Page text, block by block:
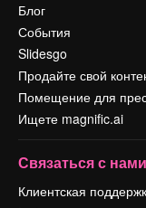
Блог
События
Slidesgo
Продайте свой
Помещение для
Ищете magnific.ai
Связаться с нами
Клиентская